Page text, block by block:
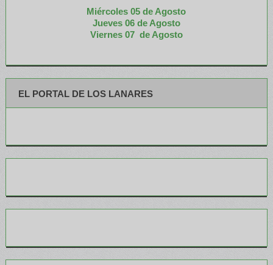
Miércoles 05 de Agosto
Jueves 06 de Agosto
Viernes 07 de Agosto
EL PORTAL DE LOS LANARES